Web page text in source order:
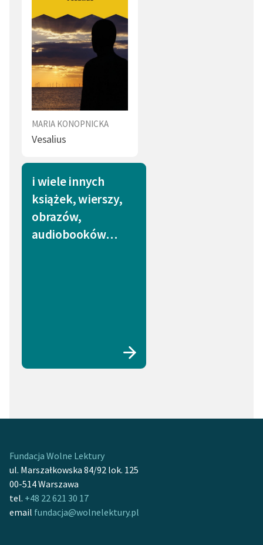
MARIA KONOPNICKA
Vesalius
i wiele innych
książek, wierszy,
obrazów,
audiobooków…
Fundacja Wolne Lektury
ul. Marszałkowska 84/92 lok. 125
00-514 Warszawa
tel. +48 22 621 30 17
email fundacja@wolnelektury.pl